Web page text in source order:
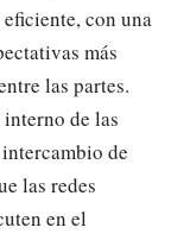
con una
más
las partes.
de las
de
las redes
en el